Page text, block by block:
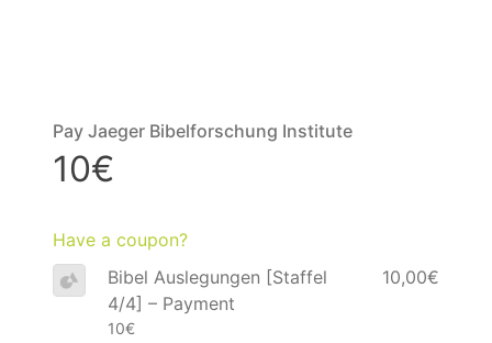
Pay Jaeger Bibelforschung Institute
10€
Have a coupon?
Bibel Auslegungen [Staffel
4/4] – Payment
10€
10,00€